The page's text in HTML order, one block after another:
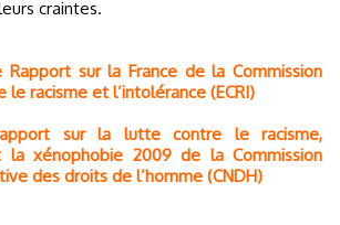
craintes.
sur la France de la Commission
racisme et l’intolérance (ECRI)
sur la lutte contre le racisme,
la xénophobie 2009 de la Commission
des droits de l’homme (CNDH)